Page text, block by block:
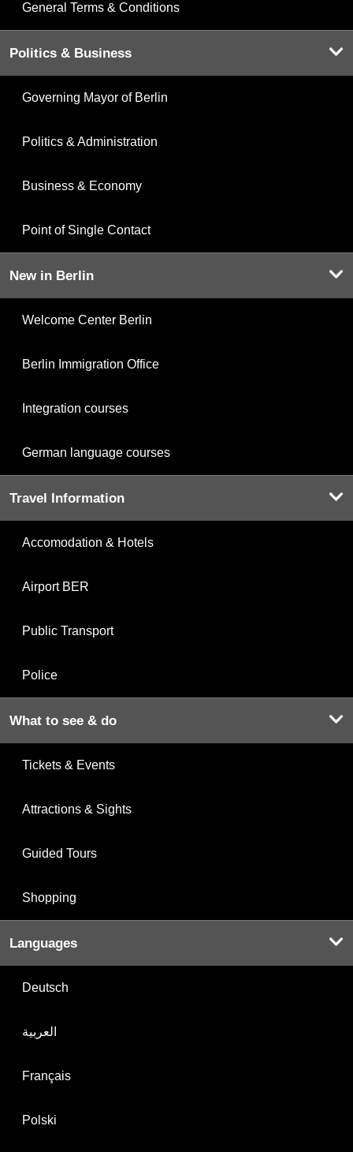
General Terms & Conditions
Politics & Business
Governing Mayor of Berlin
Politics & Administration
Business & Economy
Point of Single Contact
New in Berlin
Welcome Center Berlin
Berlin Immigration Office
Integration courses
German language courses
Travel Information
Accomodation & Hotels
Airport BER
Public Transport
Police
What to see & do
Tickets & Events
Attractions & Sights
Guided Tours
Shopping
Languages
Deutsch
العربية
Français
Polski